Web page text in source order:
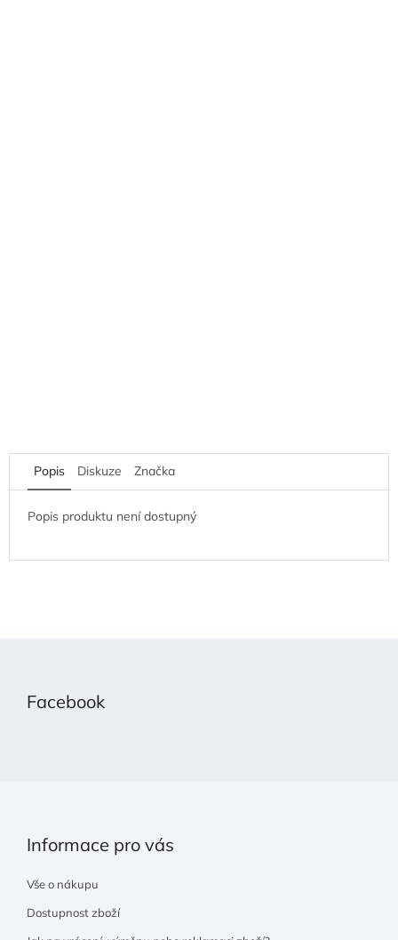
Popis Diskuze Značka
Popis produktu není dostupný
Facebook
Informace pro vás
Vše o nákupu
Dostupnost zboží